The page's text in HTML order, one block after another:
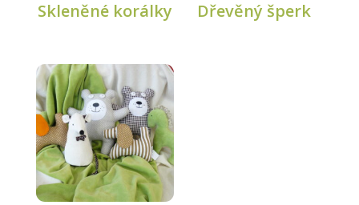
Skleněné korálky Dřevěný šperk